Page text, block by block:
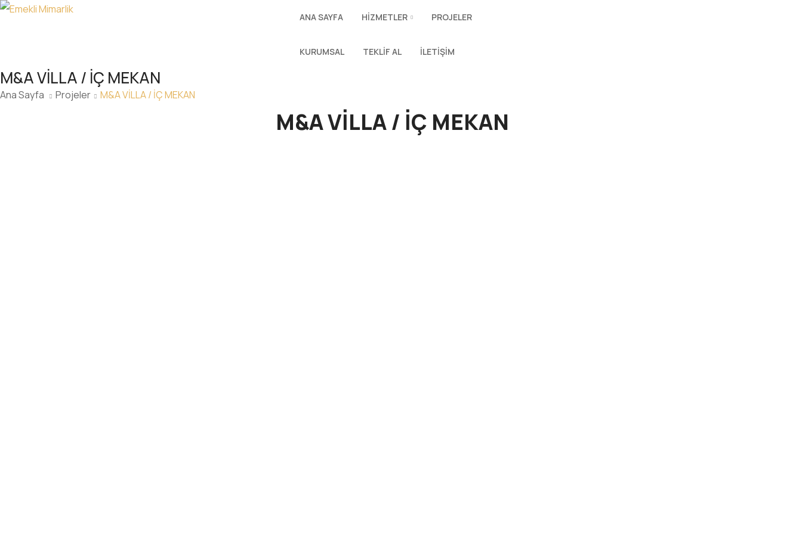
ANA SAYFA HIZMETLER PROJELER
KURUMSAL TEKLIF AL İLETIŞIM
M&A VİLLA / İÇ MEKAN
Ana Sayfa Projeler M&A VİLLA / İÇ MEKAN
M&A VİLLA / İÇ MEKAN